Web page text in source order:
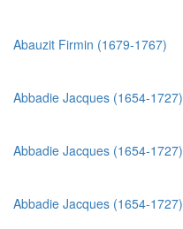
Abauzit Firmin (1679-1767)
Abbadie Jacques (1654-1727)
Abbadie Jacques (1654-1727)
Abbadie Jacques (1654-1727)